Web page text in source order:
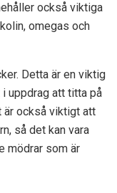
också viktiga
omegas och
Detta är en viktig
uppdrag att titta på
är också viktigt att
så det kan vara
mödrar som är